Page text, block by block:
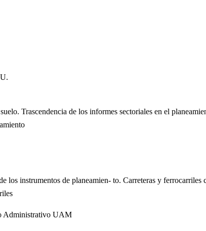
Trascendencia de los informes sectoriales en el
los instrumentos de planeamien- to. Carreteras y
Administrativo UAM